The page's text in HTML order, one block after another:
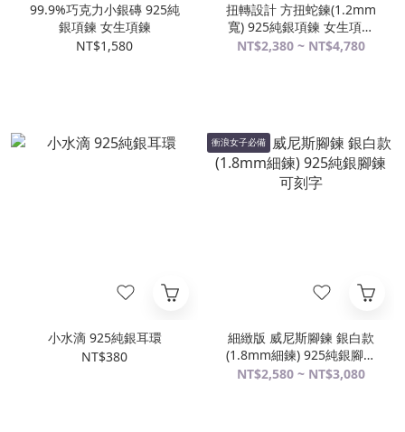
99.9%巧克力小銀磚 925純
銀項鍊 女生項鍊
NT$1,580
扭轉設計 方扭蛇鍊(1.2mm
寬) 925純銀項鍊 女生項鍊
搭配鍊 純銀鍊子
NT$2,380 ~ NT$4,780
小水滴 925純銀耳環
NT$380
衝浪女子必備
細緻版 威尼斯腳鍊 銀白款
(1.8mm細鍊) 925純銀腳鍊
可刻字
NT$2,580 ~ NT$3,080